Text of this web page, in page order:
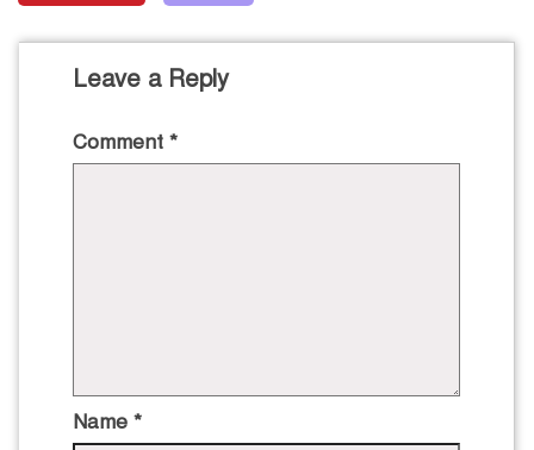
Leave a Reply
Comment *
Name *